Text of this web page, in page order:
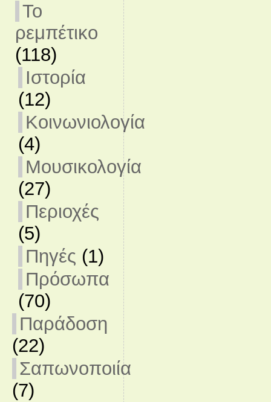
Το
ρεμπέτικο
(118)
Ιστορία
(12)
Κοινωνιολογία
(4)
Μουσικολογία
(27)
Περιοχές
(5)
Πηγές (1)
Πρόσωπα
(70)
Παράδοση
(22)
Σαπωνοποιία
(7)